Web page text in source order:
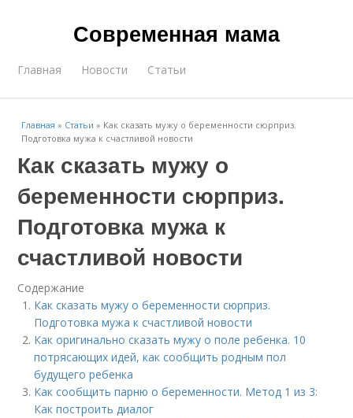
Современная мама
Главная Новости Статьи
Главная » Статьи » Как сказать мужу о беременности сюрприз.
Подготовка мужа к счастливой новости
Как сказать мужу о
беременности сюрприз.
Подготовка мужа к
счастливой новости
Содержание
Как сказать мужу о беременности сюрприз.
Подготовка мужа к счастливой новости
Как оригинально сказать мужу о поле ребенка. 10
потрясающих идей, как сообщить родным пол
будущего ребенка
Как сообщить парню о беременности. Метод 1 из 3:
Как построить диалог